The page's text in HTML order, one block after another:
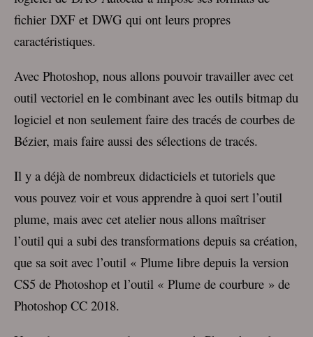
fichier DXF et DWG qui ont leurs propres
caractéristiques.
Avec Photoshop, nous allons pouvoir travailler avec cet
outil vectoriel en le combinant avec les outils bitmap du
logiciel et non seulement faire des tracés de courbes de
Bézier, mais faire aussi des sélections de tracés.
Il y a déjà de nombreux didacticiels et tutoriels que
vous pouvez voir et vous apprendre à quoi sert l’outil
plume, mais avec cet atelier nous allons maîtriser
l’outil qui a subi des transformations depuis sa création,
que sa soit avec l’outil « Plume libre depuis la version
CS5 de Photoshop et l’outil « Plume de courbure » de
Photoshop CC 2018.